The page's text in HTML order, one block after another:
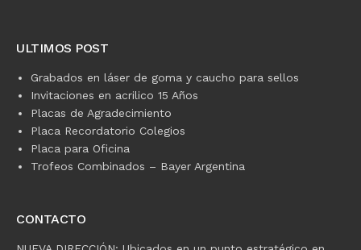
ULTIMOS POST
Grabados en láser de goma y caucho para sellos
Invitaciones en acrilico 15 Años
Placas de Agradecimiento
Placa Recordatorio Colegios
Placa para Oficina
Trofeos Combinados – Bayer Argentina
CONTACTO